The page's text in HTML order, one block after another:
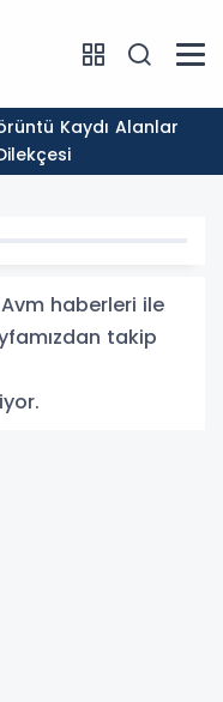
haberleri ile
takip